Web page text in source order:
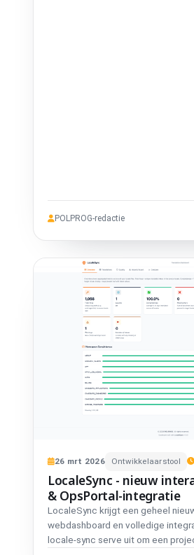
POLPROG-redactie
26 mrt 2026 Ontwikkelaarstool
LocaleSync - nieuw
& OpsPortal-integratie
LocaleSync krijgt een geheel
webdashboard en volledige
locale-sync serve uit om een